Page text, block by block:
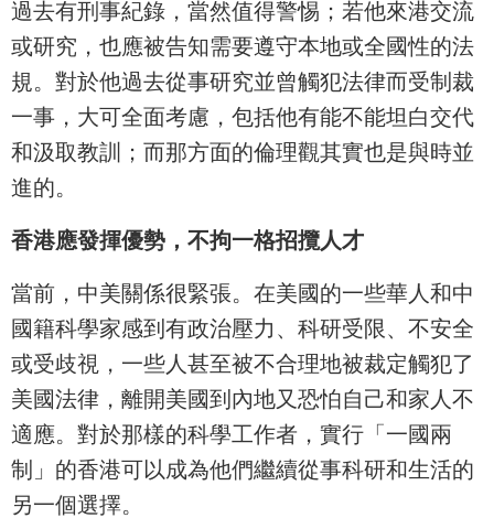
過去有刑事紀錄，當然值得警惕；若他來港交流
或研究，也應被告知需要遵守本地或全國性的法
規。對於他過去從事研究並曾觸犯法律而受制裁
一事，大可全面考慮，包括他有能不能坦白交代
和汲取教訓；而那方面的倫理觀其實也是與時並
進的。
香港應發揮優勢，不拘一格招攬人才
當前，中美關係很緊張。在美國的一些華人和中
國籍科學家感到有政治壓力、科研受限、不安全
或受歧視，一些人甚至被不合理地被裁定觸犯了
美國法律，離開美國到內地又恐怕自己和家人不
適應。對於那樣的科學工作者，實行「一國兩
制」的香港可以成為他們繼續從事科研和生活的
另一個選擇。